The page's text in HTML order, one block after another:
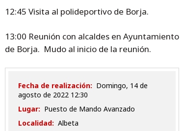
12:45 Visita al polideportivo de Borja.
13:00 Reunión con alcaldes en Ayuntamiento
de Borja. Mudo al inicio de la reunión.
Fecha de realización: domingo, 14 de
agosto de 2022 12:30
Lugar: Puesto de Mando Avanzado
Localidad: Albeta